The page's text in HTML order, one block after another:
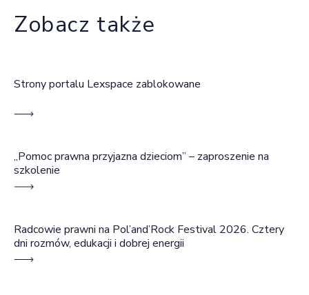
Zobacz także
Strony portalu Lexspace zablokowane
„Pomoc prawna przyjazna dzieciom” – zaproszenie na
szkolenie
Radcowie prawni na Pol’and’Rock Festival 2026. Cztery
dni rozmów, edukacji i dobrej energii